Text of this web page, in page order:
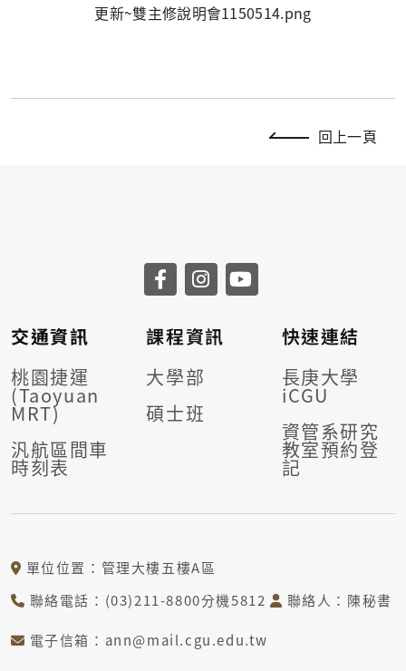
更新~雙主修說明會1150514.png
回上一頁
交通資訊
桃園捷運
(Taoyuan
MRT)
汎航區間車
時刻表
課程資訊
大學部
碩士班
快速連結
長庚大學
iCGU
資管系研究
教室預約登
記
單位位置：管理大樓五樓A區
聯絡電話：(03)211-8800分機5812
聯絡人：陳秘書
電子信箱：ann@mail.cgu.edu.tw